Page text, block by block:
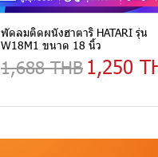
พัดลมติดผนังฮาตาริ HATARI รุ่น
W18M1 ขนาด 18 นิ้ว
1,688 THB 1,250